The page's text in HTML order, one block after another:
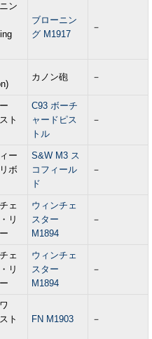
ン
ブローニン
グ M1917
－
カノン砲 －
ト
C93 ボーチ
ャードピス
トル
－
ー
ボ
S&W M3 ス
コフィール
ド
－
ェ
リ
ウィンチェ
スター
M1894
－
ェ
リ
ウィンチェ
スター
M1894
－
ト
FN M1903 －